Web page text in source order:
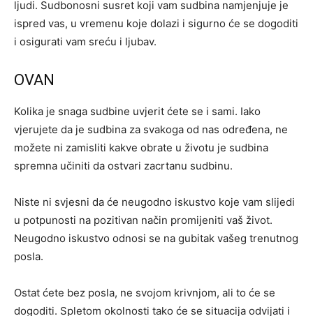
ljudi. Sudbonosni susret koji vam sudbina namjenjuje je
ispred vas, u vremenu koje dolazi i sigurno će se dogoditi
i osigurati vam sreću i ljubav.
OVAN
Kolika je snaga sudbine uvjerit ćete se i sami. Iako
vjerujete da je sudbina za svakoga od nas određena, ne
možete ni zamisliti kakve obrate u životu je sudbina
spremna učiniti da ostvari zacrtanu sudbinu.
Niste ni svjesni da će neugodno iskustvo koje vam slijedi
u potpunosti na pozitivan način promijeniti vaš život.
Neugodno iskustvo odnosi se na gubitak vašeg trenutnog
posla.
Ostat ćete bez posla, ne svojom krivnjom, ali to će se
dogoditi. Spletom okolnosti tako će se situacija odvijati i